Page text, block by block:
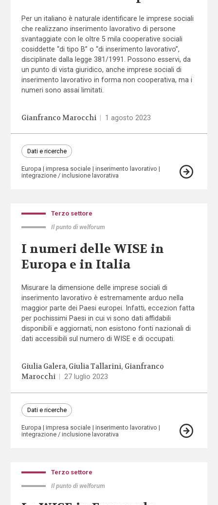
Per un italiano è naturale identificare le imprese sociali
che realizzano inserimento lavorativo di persone
svantaggiate con le oltre 5 mila cooperative sociali
cosiddette “di tipo B” o “di inserimento lavorativo”,
disciplinate dalla legge 381/1991. Possono esservi, da
un punto di vista giuridico, anche imprese sociali di
inserimento lavorativo in forma non cooperativa, ma i
numeri sono assai limitati.
Gianfranco Marocchi 1 agosto 2023
Dati e ricerche
Europa impresa sociale
inserimento lavorativo
integrazione / inclusione lavorativa
Terzo settore
Il punto di welforum
I numeri delle WISE in
Europa e in Italia
Misurare la dimensione delle imprese sociali di
inserimento lavorativo è estremamente arduo nella
maggior parte dei Paesi europei. Infatti, eccezion fatta
per pochissimi Paesi in cui vi sono dati affidabili
disponibili e aggiornati, non esistono fonti nazionali di
dati accessibili sul numero di WISE e di occupati.
Giulia Galera Giulia Tallarini Gianfranco
Marocchi
27 luglio 2023
Dati e ricerche
Europa impresa sociale
inserimento lavorativo
integrazione / inclusione lavorativa
Terzo settore
Il punto di welforum